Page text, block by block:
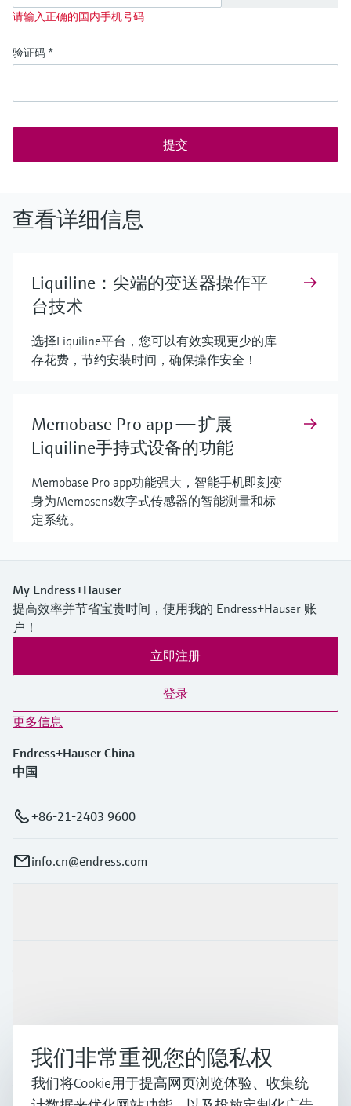
请输入正确的国内手机号码
验证码 *
提交
查看详细信息
Liquiline：尖端的变送器操作平
台技术
选择Liquiline平台，您可以有效实现更少的库
存花费，节约安装时间，确保操作安全！
Memobase Pro app —— 扩展
Liquiline手持式设备的功能
Memobase Pro app功能强大，智能手机即刻变
身为Memosens数字式传感器的智能测量和标
定系统。
My Endress+Hauser
提高效率并节省宝贵时间，使用我的 Endress+Hauser 账
户！
立即注册
登录
更多信息
Endress+Hauser China
中国
+86-21-2403 9600
info.cn@endress.com
支持
公司
我们非常重视您的隐私权
我们将Cookie用于提高网页浏览体验、收集统